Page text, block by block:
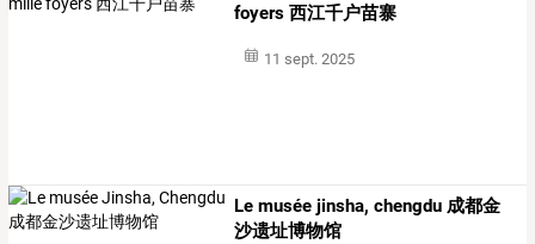
foyers 西江千户苗寨
11 sept. 2025
Le musée jinsha, chengdu 成都金
沙遗址博物馆